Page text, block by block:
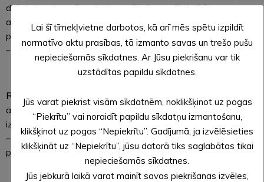
divi darba dienu rīta reisi turpmāk tiks uzsākti vēlāk –
autobuss no Balvu autoostas izbrauks plkst. 7.50 (iepriekš –
plkst. 7.18), bet no Balvu stacijas izbrauks plkst. 8.04 (iepriekš
– plkst. 7.32).
Reģionālās nozīmes maršrutā nr. 6015 Gulbene–Letes
autobuss turpmāk svētdienās divos pēcpusdienas reisos
izbrauks agrāk – no Gulbenes autoostas plkst. 13.00 (iepriekš
– plkst. 13.30), bet no pieturas “Letes” plkst. 13.55 (iepriekš –
plkst. 14.25).
Lai šī tīmekļvietne darbotos, kā arī mēs spētu izpildīt
normatīvo aktu prasības, tā izmanto savas un trešo pušu
nepieciešamās sīkdatnes. Ar Jūsu piekrišanu var tik
uzstādītas papildu sīkdatnes.
Jūs varat piekrist visām sīkdatnēm, noklikšķinot uz pogas
“Piekrītu” vai noraidīt papildu sīkdatņu izmantošanu,
klikšķinot uz pogas “Nepiekrītu”. Gadījumā, ja izvēlēsieties
klikšķināt uz “Nepiekrītu”, jūsu datorā tiks saglabātas tikai
nepieciešamās sīkdatnes.
Jūs jebkurā laikā varat mainīt savas piekrišanas izvēles,